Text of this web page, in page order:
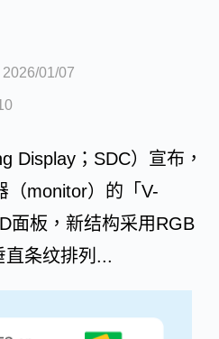
2026/01/07
Display；SDC）宣布，
（monitor）的「V-
面板，新结构采用RGB
直条纹排列...